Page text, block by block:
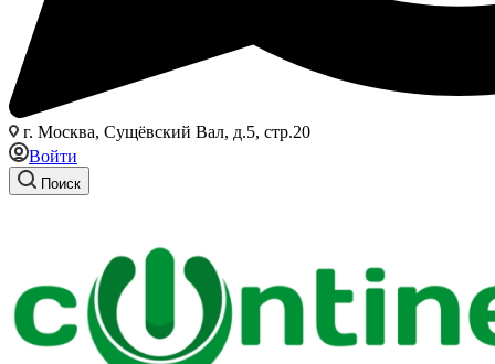
г. Москва, Сущёвский Вал, д.5, стр.20
Войти
Поиск